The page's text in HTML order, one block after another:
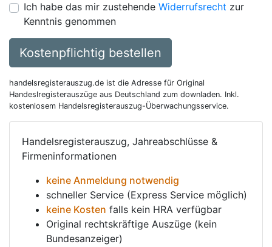
Ich habe das mir zustehende Widerrufsrecht zur
Kenntnis genommen
Kostenpflichtig bestellen
handelsregisterauszug.de ist die Adresse für Original
Handeslregisterauszüge aus Deutschland zum downladen. Inkl.
kostenlosem Handelsregisterauszug-Überwachungsservice.
Handelsregisterauszug, Jahreabschlüsse &
Firmeninformationen
keine Anmeldung notwendig
schneller Service (Express Service möglich)
keine Kosten falls kein HRA verfügbar
Original rechtskräftige Auszüge (kein
Bundesanzeiger)